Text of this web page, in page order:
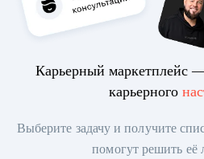
Карьерный маркетплейс
карьерного
Выберите задачу и получите
помогут решить её